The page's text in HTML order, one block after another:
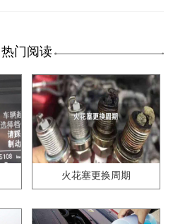
热门阅读
火花塞更换周期